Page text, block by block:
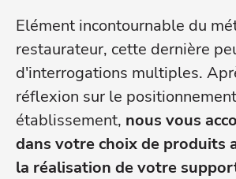
Elément incontournable du
restaurateur, cette dernière
d'interrogations multiples.
réflexion sur le
établissement, nous vous
dans votre choix de produits
la réalisation de votre